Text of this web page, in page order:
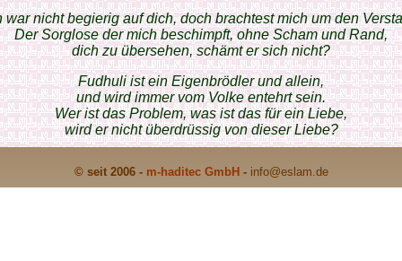
war nicht begierig auf dich, doch brachtest mich um den
Der Sorglose der mich beschimpft, ohne Scham und Rand,
dich zu übersehen, schämt er sich nicht?
Fudhuli ist ein Eigenbrödler und allein,
und wird immer vom Volke entehrt sein.
Wer ist das Problem, was ist das für ein Liebe,
wird er nicht überdrüssig von dieser Liebe?
© seit 2006 - m-haditec GmbH - info@eslam.de